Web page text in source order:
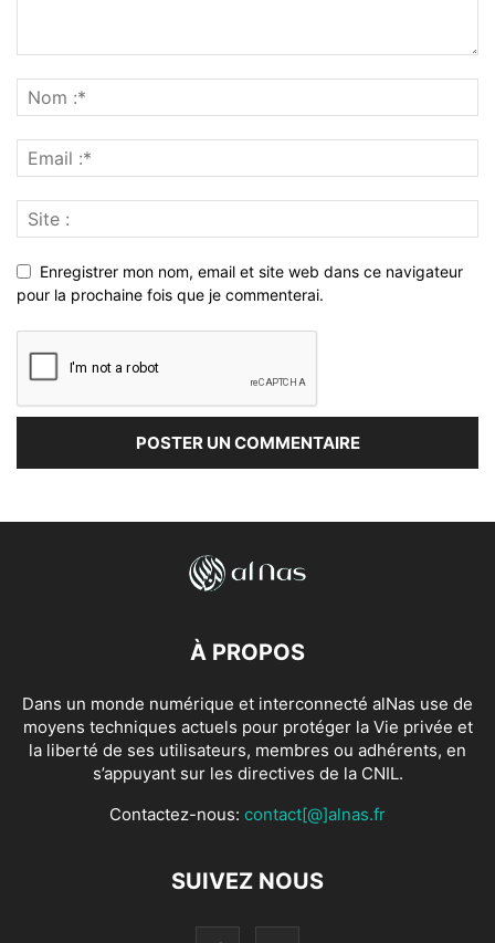
Enregistrer mon nom, email et site web dans ce navigateur
pour la prochaine fois que je commenterai.
À PROPOS
Dans un monde numérique et interconnecté alNas use de
moyens techniques actuels pour protéger la Vie privée et
la liberté de ses utilisateurs, membres ou adhérents, en
s’appuyant sur les directives de la CNIL.
Contactez-nous: contact[@]alnas.fr
SUIVEZ NOUS